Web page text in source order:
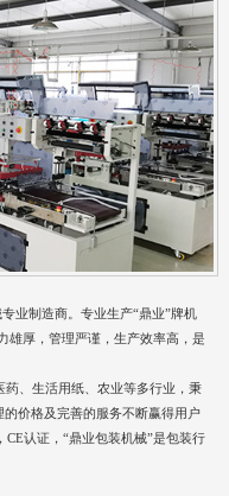
业制造商。专业生产“鼎业”牌机
雄厚，管理严谨，生产效率高，是
、生活用纸、农业等多行业，秉
价格及完善的服务不断赢得用户
认证，“鼎业包装机械”是包装行